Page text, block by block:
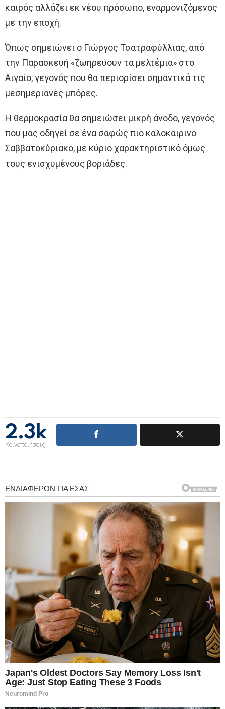
καιρός αλλάζει εκ νέου πρόσωπο, εναρμονιζόμενος
με την εποχή.
Όπως σημειώνει ο Γιώργος Τσατραφύλλιας, από
την Παρασκευή «ζωηρεύουν τα μελτέμια» στο
Αιγαίο, γεγονός που θα περιορίσει σημαντικά τις
μεσημεριανές μπόρες.
Η θερμοκρασία θα σημειώσει μικρή άνοδο, γεγονός
που μας οδηγεί σε ένα σαφώς πιο καλοκαιρινό
Σαββατοκύριακο, με κύριο χαρακτηριστικό όμως
τους ενισχυμένους βοριάδες.
2.3k
Κοινοποιήσεις